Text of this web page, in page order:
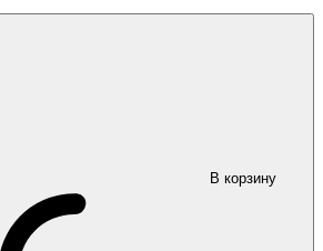
В корзину